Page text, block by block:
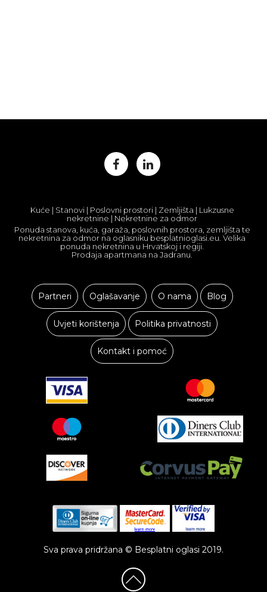
Kuće | Stanovi | Poslovni prostori | Zemljišta | Lukzusne
nekretnine | Nekretnine za odmor
Ponuda stanova, kuća, garaža, poslovnih prostora, zemljišta te
nekretnina za odmor na oglasniku besplatnioglasi.eu. Velika
ponuda nekretnina u Hrvatskoj i regiji.
Prodaja apartmana na Jadranu.
Partneri Oglašavanje O nama Blog
Uvjeti korištenja Politika privatnosti
Kontakt i pomoć
Sva prava pridržana © Besplatni oglasi 2019.